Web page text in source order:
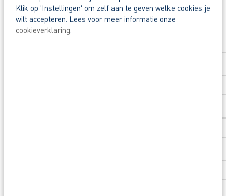
Klik op 'Instellingen' om zelf aan te geven welke cookies je
wilt accepteren. Lees voor meer informatie onze
cookieverklaring.
Reageer nu op deze vacature. Al binnen 1
Waarom solliciteren via AB Vakwerk?
Solliciteer direct